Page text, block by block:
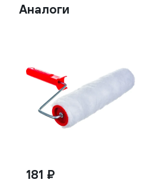
Аналоги
181 ₽